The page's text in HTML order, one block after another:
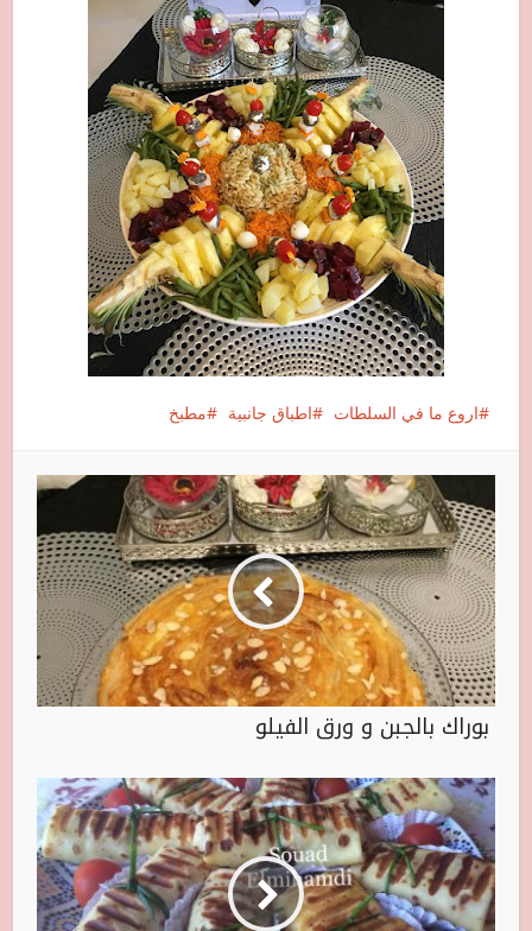
اروع ما في السلطات اطباق جانبية مطبخ
بوراك بالجبن و ورق الفيلو